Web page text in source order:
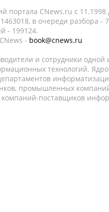
портала CNews.ru c 11.1998
в очереди разбора -
- 199124.
- book@cnews.ru
и сотрудники
технологий.
промышленных
поставщиков